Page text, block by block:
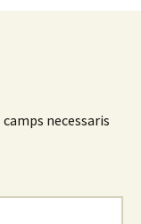
camps necessaris